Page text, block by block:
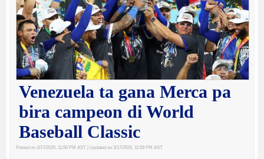
Venezuela ta gana Merca pa
bira campeon di World
Baseball Classic
Posted on 3/17/2026, 11:56 PM AST | Updated on 3/17/2026, 11:59 PM AST